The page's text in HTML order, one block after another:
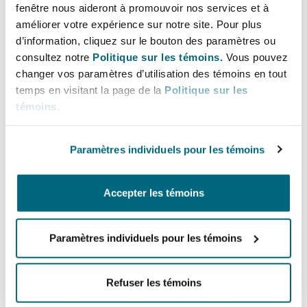
fenêtre nous aideront à promouvoir nos services et à
améliorer votre expérience sur notre site. Pour plus
d’information, cliquez sur le bouton des paramètres ou
consultez notre Politique sur les témoins. Vous pouvez
changer vos paramètres d’utilisation des témoins en tout
temps en visitant la page de la Politique sur les
témoins
Paramètres individuels pour les témoins
Accepter les témoins
Paramètres individuels pour les témoins
Refuser les témoins
Entretien, réparation et
Droit aérien commercial
Satellites et espace
Couverture d’assurance
Responsabilité du fabricant
produits
Bator
Jersey
York
County
The St Botolph Building
Bulletins
Main Offices
New Jersey
+1 973 210 6700
+1 973 210 6701
San Francisco
+1 415 365 9800
Régions couvertes